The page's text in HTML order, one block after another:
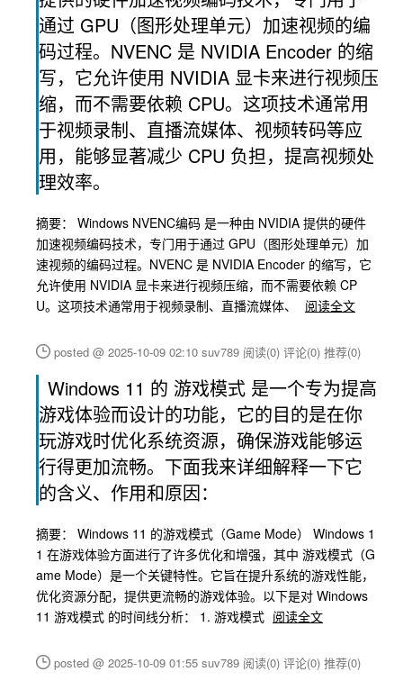
通过 GPU（图形处理单元）加速视频的编
码过程。NVENC 是 NVIDIA Encoder 的缩
写，它允许使用 NVIDIA 显卡来进行视频压
缩，而不需要依赖 CPU。这项技术通常用
于视频录制、直播流媒体、视频转码等应
用，能够显著减少 CPU 负担，提高视频处
理效率。
摘要： Windows NVENC编码 是一种由 NVIDIA 提供的硬件
加速视频编码技术，专门用于通过 GPU（图形处理单元）加
速视频的编码过程。NVENC 是 NVIDIA Encoder 的缩写，它
允许使用 NVIDIA 显卡来进行视频压缩，而不需要依赖 CP
U。这项技术通常用于视频录制、直播流媒体、
阅读全文
posted @ 2025-10-09 02:10 suv789 阅读(0) 评论(0) 推荐(0)
Windows 11 的 游戏模式 是一个专为提高
游戏体验而设计的功能，它的目的是在你
玩游戏时优化系统资源，确保游戏能够运
行得更加流畅。下面我来详细解释一下它
的含义、作用和原因：
摘要： Windows 11 的游戏模式（Game Mode） Windows 1
1 在游戏体验方面进行了许多优化和增强，其中 游戏模式（G
ame Mode）是一个关键特性。它旨在提升系统的游戏性能，
优化资源分配，提供更流畅的游戏体验。以下是对 Windows
11 游戏模式 的时间线分析： 1. 游戏模式 阅读全文
posted @ 2025-10-09 01:55 suv789 阅读(0) 评论(0) 推荐(0)